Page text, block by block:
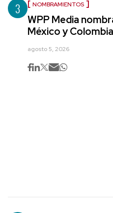
3 NOMBRAMIENTOS
WPP Media
México y Colombia
agosto 5, 2026